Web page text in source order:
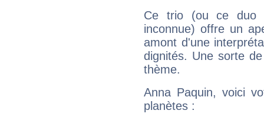
Ce trio (ou ce duo
inconnue) offre un
amont d'une
dignités. Une sorte
thème.
Anna Paquin, voici
planètes :